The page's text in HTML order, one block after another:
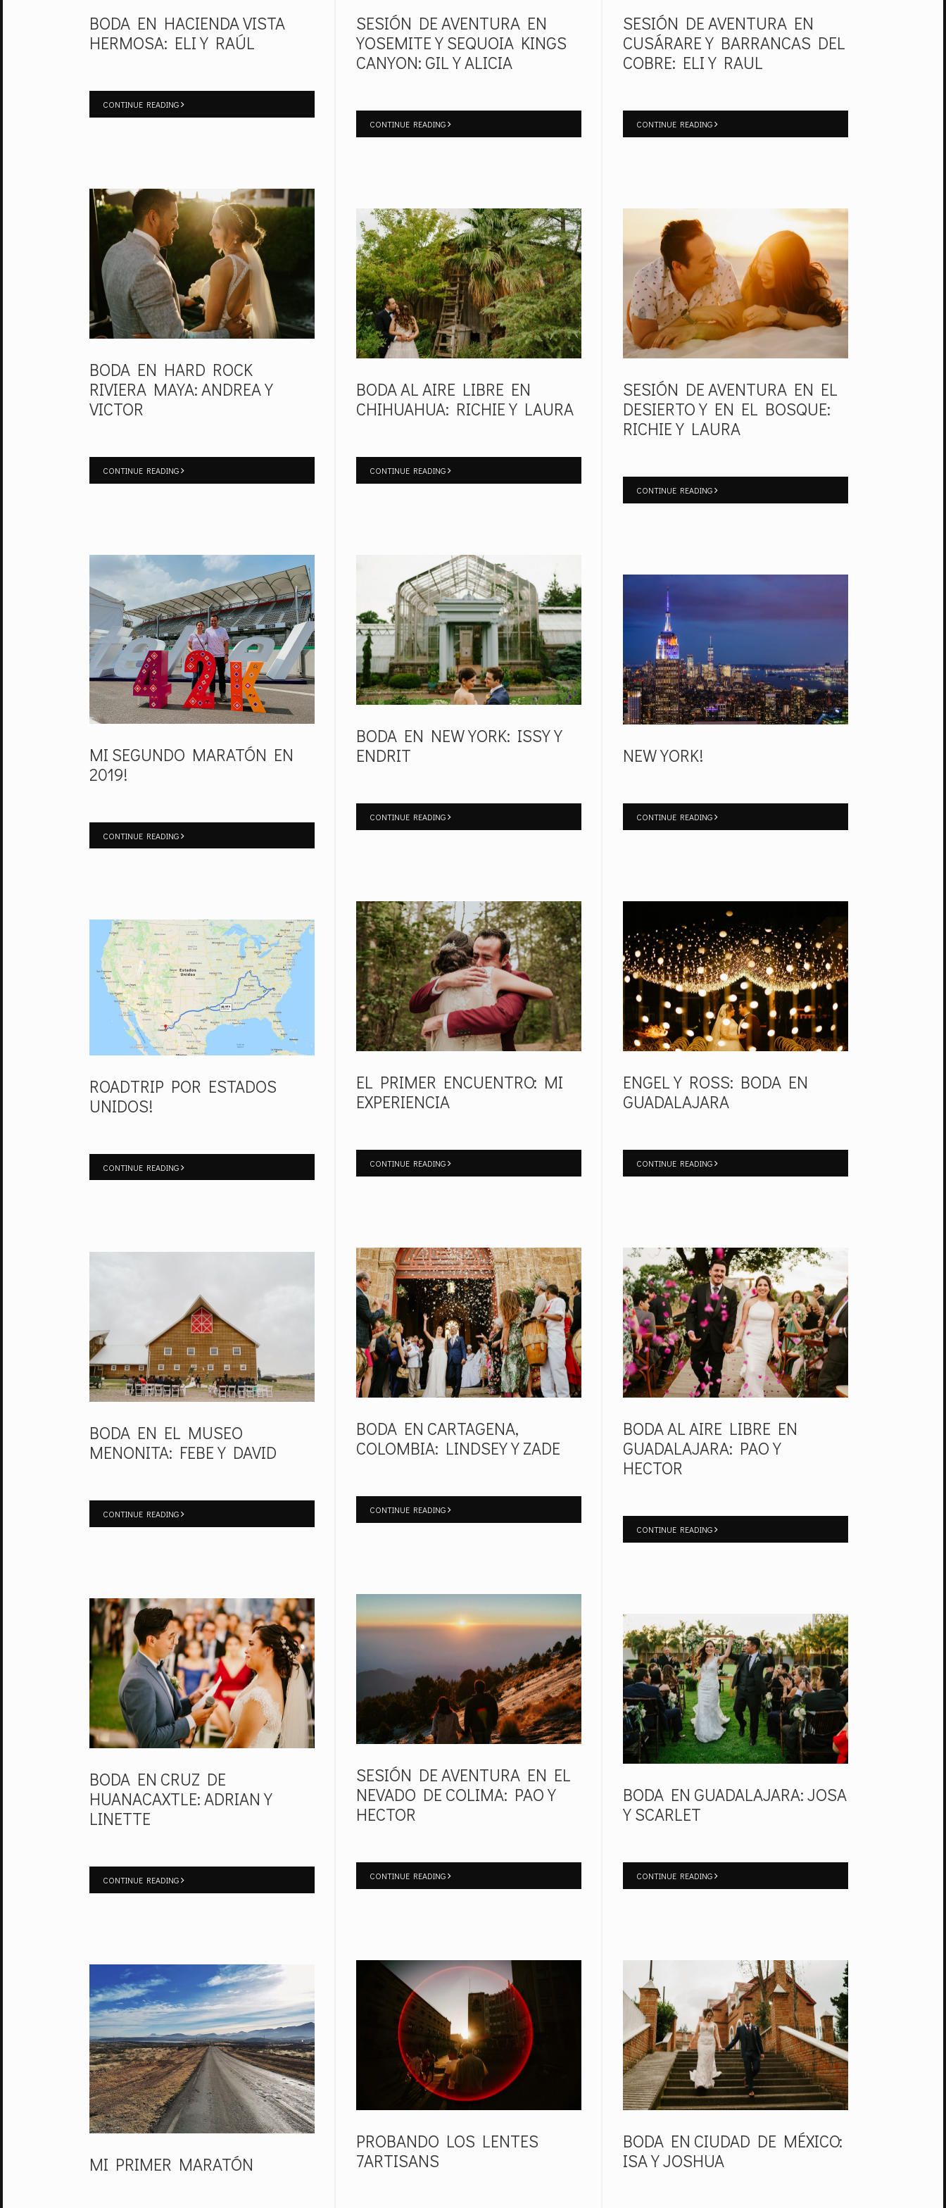
BODA EN HACIENDA VISTA
HERMOSA: ELI Y RAÚL
CONTINUE READING
SESIÓN DE AVENTURA EN
YOSEMITE Y SEQUOIA KINGS
CANYON: GIL Y ALICIA
CONTINUE READING
SESIÓN DE AVENTURA EN
CUSÁRARE Y BARRANCAS DEL
COBRE: ELI Y RAUL
CONTINUE READING
BODA EN HARD ROCK
RIVIERA MAYA: ANDREA Y
VICTOR
CONTINUE READING
BODA AL AIRE LIBRE EN
CHIHUAHUA: RICHIE Y LAURA
CONTINUE READING
SESIÓN DE AVENTURA EN EL
DESIERTO Y EN EL BOSQUE:
RICHIE Y LAURA
CONTINUE READING
MI SEGUNDO MARATÓN EN
2019!
CONTINUE READING
BODA EN NEW YORK: ISSY Y
ENDRIT
CONTINUE READING
NEW YORK!
CONTINUE READING
EL PRIMER ENCUENTRO: MI
EXPERIENCIA
CONTINUE READING
ENGEL Y ROSS: BODA EN
GUADALAJARA
CONTINUE READING
ROADTRIP POR ESTADOS
UNIDOS!
CONTINUE READING
BODA EN CARTAGENA,
COLOMBIA: LINDSEY Y ZADE
CONTINUE READING
BODA AL AIRE LIBRE EN
GUADALAJARA: PAO Y
HECTOR
CONTINUE READING
BODA EN EL MUSEO
MENONITA: FEBE Y DAVID
CONTINUE READING
SESIÓN DE AVENTURA EN EL
NEVADO DE COLIMA: PAO Y
HECTOR
CONTINUE READING
BODA EN CRUZ DE
HUANACAXTLE: ADRIAN Y
LINETTE
CONTINUE READING
BODA EN GUADALAJARA: JOSA
Y SCARLET
CONTINUE READING
PROBANDO LOS LENTES
7ARTISANS
BODA EN CIUDAD DE MÉXICO:
ISA Y JOSHUA
MI PRIMER MARATÓN